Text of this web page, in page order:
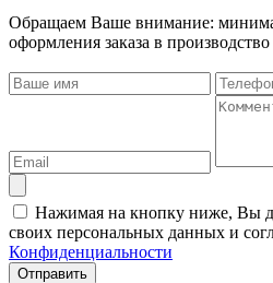
Обращаем Ваше внимание:
оформления заказа в производство
Нажимая на кнопку ниже, Вы
своих персональных данных и
Конфиденциальности
Отправить